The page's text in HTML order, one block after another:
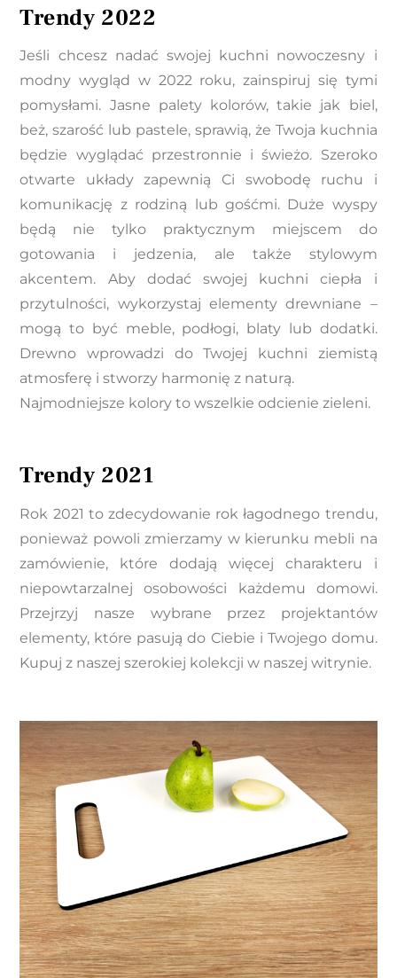
Trendy 2022
Jeśli chcesz nadać swojej kuchni nowoczesny i
modny wygląd w 2022 roku, zainspiruj się tymi
pomysłami. Jasne palety kolorów, takie jak biel,
beż, szarość lub pastele, sprawią, że Twoja kuchnia
będzie wyglądać przestronnie i świeżo. Szeroko
otwarte układy zapewnią Ci swobodę ruchu i
komunikację z rodziną lub gośćmi. Duże wyspy
będą nie tylko praktycznym miejscem do
gotowania i jedzenia, ale także stylowym
akcentem. Aby dodać swojej kuchni ciepła i
przytulności, wykorzystaj elementy drewniane –
mogą to być meble, podłogi, blaty lub dodatki.
Drewno wprowadzi do Twojej kuchni ziemistą
atmosferę i stworzy harmonię z naturą.
Najmodniejsze kolory to wszelkie odcienie zieleni.
Trendy 2021
Rok 2021 to zdecydowanie rok łagodnego trendu,
ponieważ powoli zmierzamy w kierunku mebli na
zamówienie, które dodają więcej charakteru i
niepowtarzalnej osobowości każdemu domowi.
Przejrzyj nasze wybrane przez projektantów
elementy, które pasują do Ciebie i Twojego domu.
Kupuj z naszej szerokiej kolekcji w naszej witrynie.